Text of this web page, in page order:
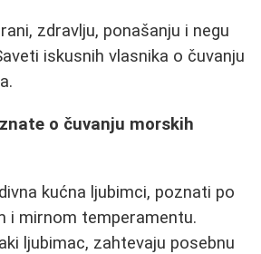
zdravlju, ponašanju i negu
iskusnih vlasnika o čuvanju
o čuvanju morskih
kućna ljubimci, poznati po
i mirnom temperamentu.
ljubimac, zahtevaju posebnu